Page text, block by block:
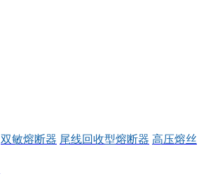
双敏熔断器 尾线回收型熔断器 高压熔丝